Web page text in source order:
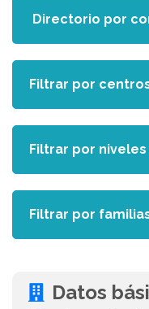
Datos
Filtrar por
Filtrar por
Filtrar por